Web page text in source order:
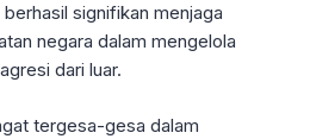
signifikan menjaga
negara dalam mengelola
dari luar.
tergesa-gesa dalam